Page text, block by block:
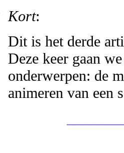
Kort:
Dit is het derde
Deze keer gaan
onderwerpen: de
animeren van een